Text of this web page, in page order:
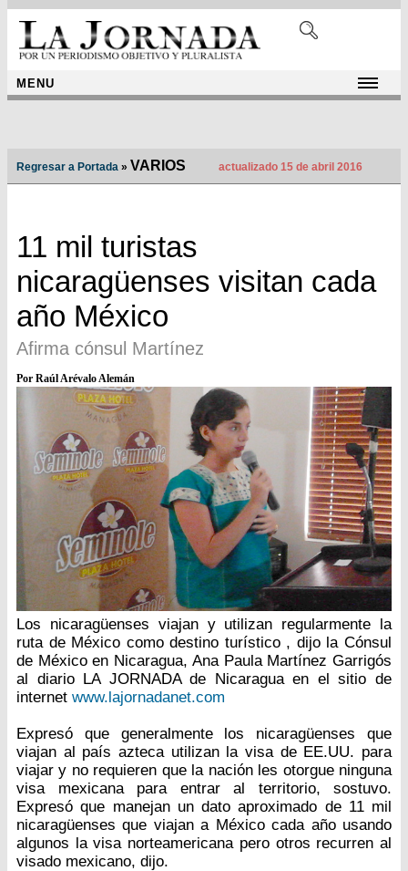
MENU
Regresar a Portada » VARIOS actualizado 15 de abril 2016
11 mil turistas
nicaragüenses visitan cada
año México
Afirma cónsul Martínez
Por Raúl Arévalo Alemán
Los nicaragüenses viajan y utilizan regularmente la
ruta de México como destino turístico , dijo la Cónsul
de México en Nicaragua, Ana Paula Martínez Garrigós
al diario LA JORNADA de Nicaragua en el sitio de
internet www.lajornadanet.com
Expresó que generalmente los nicaragüenses que
viajan al país azteca utilizan la visa de EE.UU. para
viajar y no requieren que la nación les otorgue ninguna
visa mexicana para entrar al territorio, sostuvo.
Expresó que manejan un dato aproximado de 11 mil
nicaragüenses que viajan a México cada año usando
algunos la visa norteamericana pero otros recurren al
visado mexicano, dijo.